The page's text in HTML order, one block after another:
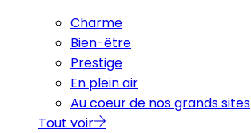
Charme
Bien-être
Prestige
En plein air
Au coeur de nos grands sites
Tout voir